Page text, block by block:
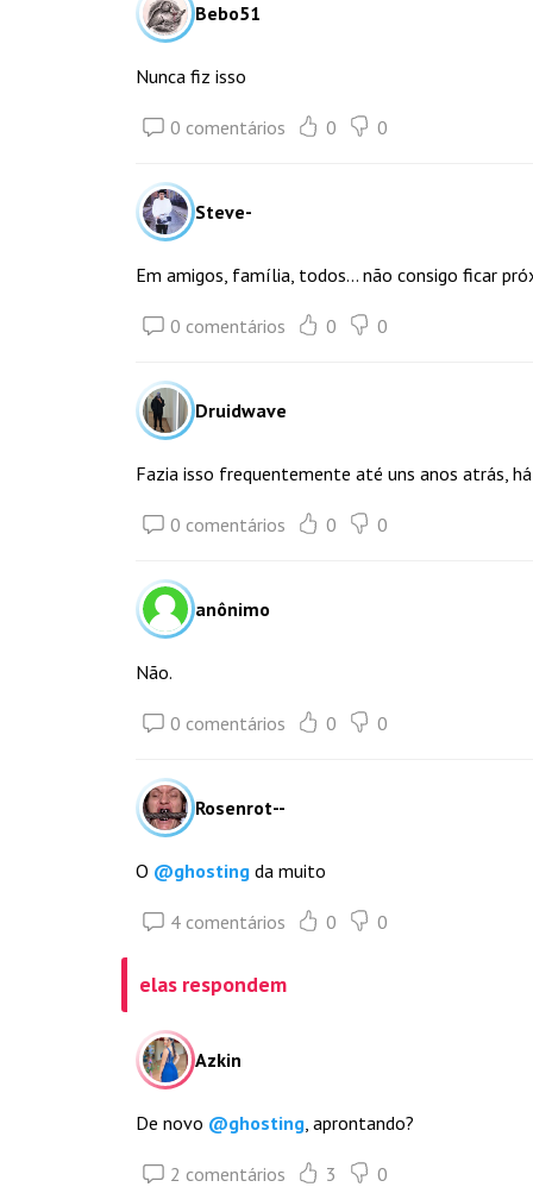
Bebo51
Nunca fiz isso
0 comentários 0 0
Steve-
Em amigos, família, todos... não consigo ficar
0 comentários 0 0
Druidwave
Fazia isso frequentemente até uns anos atrás,
0 comentários 0 0
anônimo
Não.
0 comentários 0 0
Rosenrot--
O @ghosting da muito
4 comentários 0 0
elas respondem
Azkin
De novo @ghosting, aprontando?
2 comentários 3 0